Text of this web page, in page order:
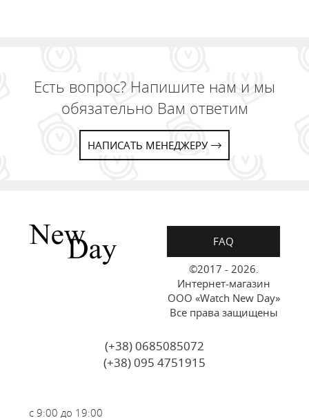
Есть вопрос? Напишите нам и мы
обязательно Вам ответим
НАПИСАТЬ МЕНЕДЖЕРУ
FAQ
©2017 - 2026.
Интернет-магазин
ООО «Watch New Day»
Все права защищены
(+38) 0685085072
(+38) 095 4751915
с 9:00 до 19:00